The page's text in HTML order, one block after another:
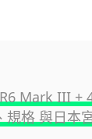
Mark III +
規格 與日本